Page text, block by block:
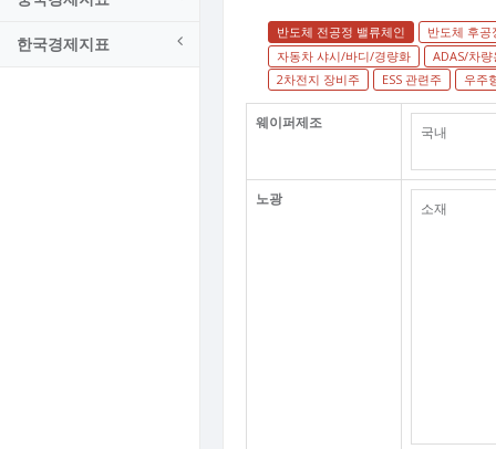
한국경제지표
반도체 전공정 밸류체인
반도체 후공
자동차 샤시/바디/경량화
ADAS/차
2차전지 장비주
ESS 관련주 우주
웨이퍼제조
국내
노광
소재